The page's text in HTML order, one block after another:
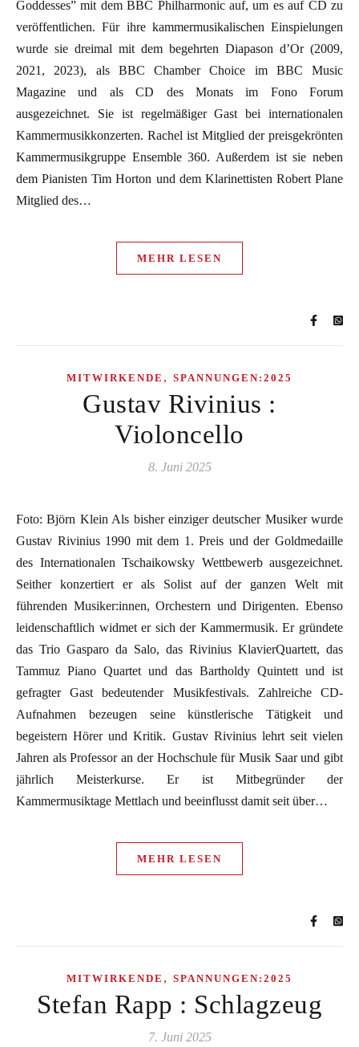
Goddesses” mit dem BBC Philharmonic auf, um es auf CD zu
veröffentlichen. Für ihre kammermusikalischen Einspielungen
wurde sie dreimal mit dem begehrten Diapason d’Or (2009,
2021, 2023), als BBC Chamber Choice im BBC Music
Magazine und als CD des Monats im Fono Forum
ausgezeichnet. Sie ist regelmäßiger Gast bei internationalen
Kammermusikkonzerten. Rachel ist Mitglied der preisgekrönten
Kammermusikgruppe Ensemble 360. Außerdem ist sie neben
dem Pianisten Tim Horton und dem Klarinettisten Robert Plane
Mitglied des…
MEHR LESEN
MITWIRKENDE , SPANNUNGEN:2025
Gustav Rivinius :
Violoncello
8. Juni 2025
Foto: Björn Klein Als bisher einziger deutscher Musiker wurde
Gustav Rivinius 1990 mit dem 1. Preis und der Goldmedaille
des Internationalen Tschaikowsky Wettbewerb ausgezeichnet.
Seither konzertiert er als Solist auf der ganzen Welt mit
führenden Musiker:innen, Orchestern und Dirigenten. Ebenso
leidenschaftlich widmet er sich der Kammermusik. Er gründete
das Trio Gasparo da Salo, das Rivinius KlavierQuartett, das
Tammuz Piano Quartet und das Bartholdy Quintett und ist
gefragter Gast bedeutender Musikfestivals. Zahlreiche CD-
Aufnahmen bezeugen seine künstlerische Tätigkeit und
begeistern Hörer und Kritik. Gustav Rivinius lehrt seit vielen
Jahren als Professor an der Hochschule für Musik Saar und gibt
jährlich Meisterkurse. Er ist Mitbegründer der
Kammermusiktage Mettlach und beeinflusst damit seit über…
MEHR LESEN
MITWIRKENDE , SPANNUNGEN:2025
Stefan Rapp : Schlagzeug
7. Juni 2025